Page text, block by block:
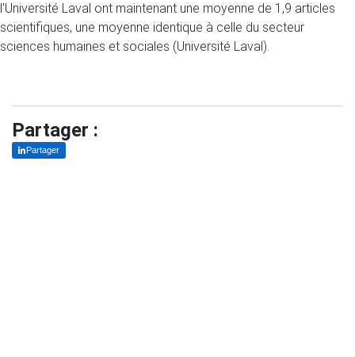
l'Université Laval ont maintenant une moyenne de 1,9 articles
scientifiques, une moyenne identique à celle du secteur
sciences humaines et sociales (Université Laval).
Partager :
Partager